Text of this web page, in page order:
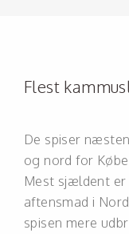
Flest
De spiser
og nord for
Mest sjældent er
aftensmad i
spisen mere